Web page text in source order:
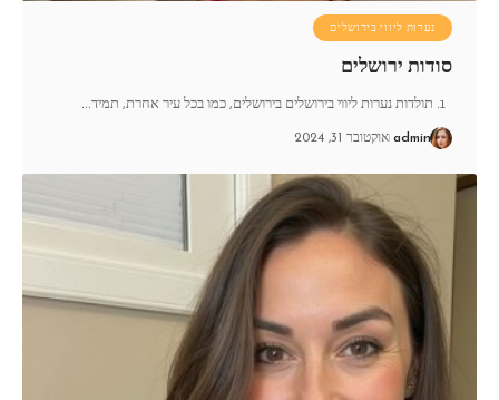
נערות ליווי בירושלים
סודות ירושלים
…
admin אוקטובר 31, 2024